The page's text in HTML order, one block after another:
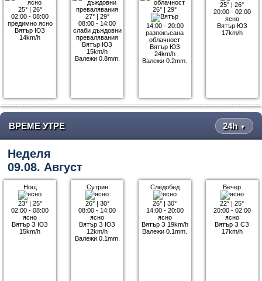
25°| 26°
02:00 - 08:00
предимно ясно
Вятър ЮЗ
14km/h
27°| 29°
08:00 - 14:00
слаби дъждовни
превалявания
Вятър ЮЗ
15km/h
Валежи 0.8mm.
26° |29°
14:00 - 20:00
разпокъсана
облачност
Вятър ЮЗ
24km/h
Валежи 0.2mm.
25° |26°
20:00 - 02:00
ясно
Вятър ЮЗ
17km/h
ВРЕМЕ УТРЕ 24h ▼
Неделя
09.08. Август
Нощ
23°| 25°
02:00 - 08:00
ясно
Вятър З ЮЗ
15km/h
Сутрин
26°| 30°
08:00 - 14:00
ясно
Вятър З ЮЗ
12km/h
Валежи 0.1mm.
Следобед
26° |30°
14:00 - 20:00
ясно
Вятър З 19km/h
Валежи 0.1mm.
Вечер
22° |25°
20:00 - 02:00
ясно
Вятър З СЗ
17km/h